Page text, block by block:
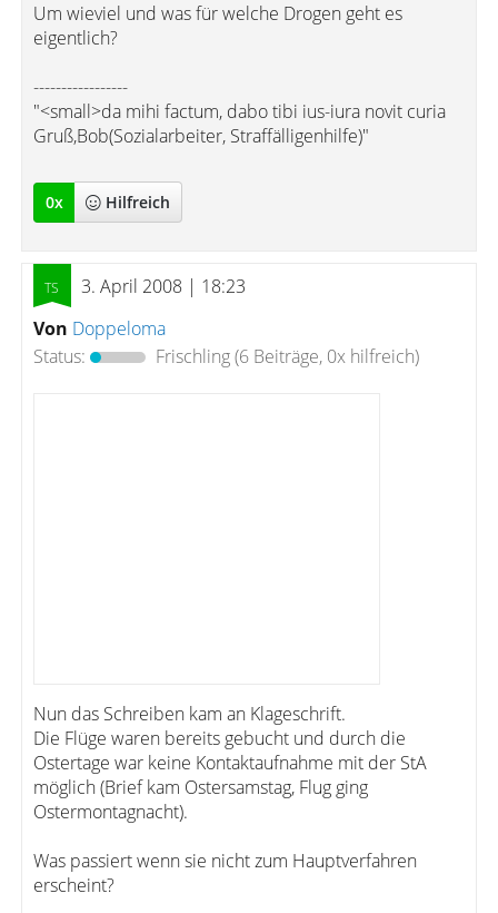
Um wieviel und was für welche Drogen geht es
eigentlich?
-----------------
"<small>da mihi factum, dabo tibi ius-iura novit curia
Gruß,Bob(Sozialarbeiter, Straffälligenhilfe)"
0x Hilfreich
3. April 2008 | 18:23
Von Doppeloma
Status:
Frischling(6 Beiträge, 0x hilfreich)
Nun das Schreiben kam an Klageschrift.
Die Flüge waren bereits gebucht und durch die
Ostertage war keine Kontaktaufnahme mit der StA
möglich (Brief kam Ostersamstag, Flug ging
Ostermontagnacht).
Was passiert wenn sie nicht zum Hauptverfahren
erscheint?